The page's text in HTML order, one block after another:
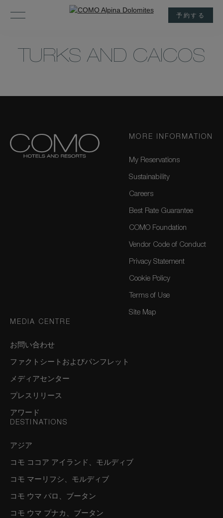
予約する
TURKS AND CAICOS
MORE INFORMATION
My Reservations
Sustainability
Careers
Best Rate Guarantee
COMO Foundation
Vendor Code of Conduct
Privacy Statement
Cookie Policy
Terms of Use
Site Map
MEDIA CENTRE
お問い合わせ
ファクトシートおよびパンフレット
メディアセンター
プレスリリース
アワード
DESTINATIONS
アジア
コモ ココア アイランド、モルディブ
コモ マーリフシ、モルディブ
コモ ウマ パロ、ブータン
コモ ウマ プナカ、ブータン